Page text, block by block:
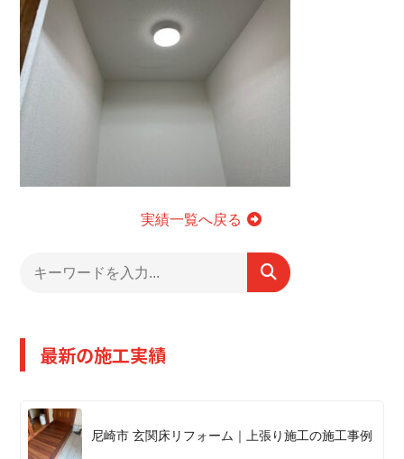
実績一覧へ戻る
最新の施工実績
尼崎市 玄関床リフォーム｜上張り施工の施工事例